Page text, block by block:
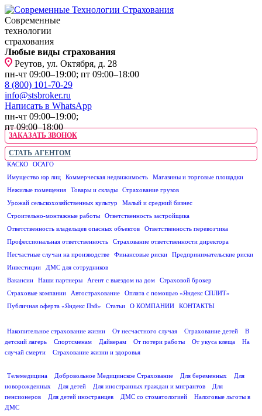
Современные
технологии
страхования
Любые виды страхования
Реутов, ул. Октября, д. 28
пн-чт 09:00–19:00; пт 09:00–18:00
8 (800) 101-70-29
info@stsbroker.ru
Написать в WhatsApp
пн-чт 09:00–19:00;
пт 09:00–18:00
ЗАКАЗАТЬ ЗВОНОК
СТАТЬ АГЕНТОМ
КАСКО ОСАГО
Имущество юр лиц
Коммерческая недвижимость
Магазины и торговые площадки
Нежилые помещения
Товары и склады
Страхование грузов
Урожай сельскохозяйственных культур
Малый и средний бизнес
Строительно-монтажные работы
Ответственность застройщика
Ответственность владельцев опасных объектов
Ответственность перевозчика
Профессиональная ответственность
Страхование ответственности директора
Несчастные случаи на производстве
Финансовые риски
Предпринимательские риски
Инвестиции
ДМС для сотрудников
Вакансии
Наши партнеры Агент с выездом на дом
Страховой брокер
Страховые компании
Автострахование
Оплата с помощью «Яндекс СПЛИТ»
Публичная оферта «Яндекс Пэй»
Статьи О КОМПАНИИ
КОНТАКТЫ
Накопительное страхование жизни
От несчастного случая Страхование детей
В
детский лагерь
Спортсменам Дайверам От потери работы От укуса клеща
На
случай смерти
Страхование жизни и здоровья
Телемедицина
Добровольное Медицинское Страхование Для беременных
Для
новорожденных
Для детей Для иностранных граждан и мигрантов
Для
пенсионеров
Для детей иностранцев ДМС со стоматологией
Налоговые льготы в
ДМС